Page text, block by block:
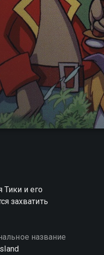
и его
захватить
название